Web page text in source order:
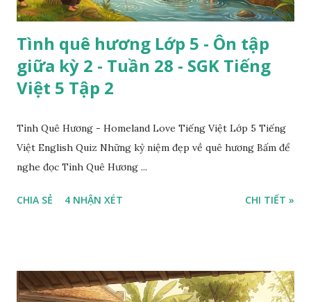
Tình quê hương Lớp 5 - Ôn tập
giữa kỳ 2 - Tuần 28 - SGK Tiếng
Việt 5 Tập 2
Tình Quê Hương - Homeland Love Tiếng Việt Lớp 5 Tiếng
Việt English Quiz Những kỷ niệm đẹp về quê hương Bấm để
nghe đọc Tình Quê Hương ...
CHIA SẺ 4 NHẬN XÉT CHI TIẾT »